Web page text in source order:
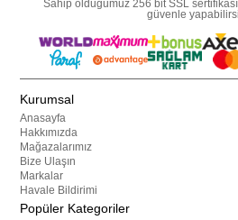
Sahip olduğumuz 256 bit SSL
güvenle
Kurumsal
Anasayfa
Hakkımızda
Mağazalarımız
Bize Ulaşın
Markalar
Havale Bildirimi
Popüler Kategoriler